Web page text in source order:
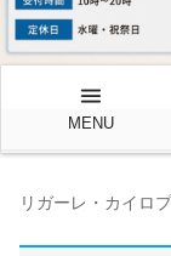
menu
MENU
リガーレ・カイロ